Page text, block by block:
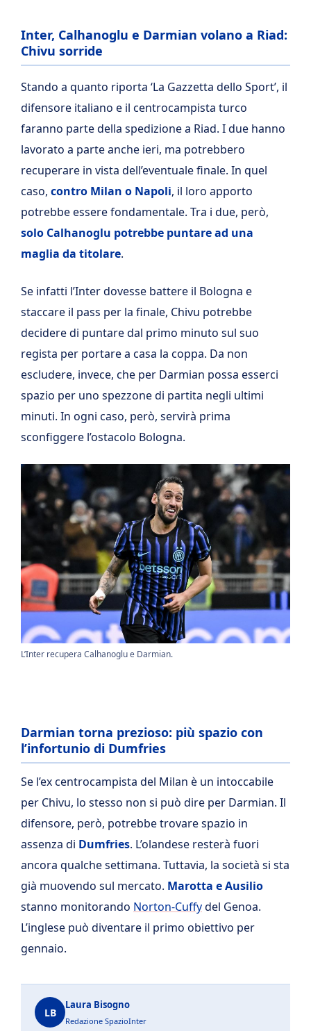
Inter, Calhanoglu e Darmian volano a Riad:
Chivu sorride
Stando a quanto riporta ‘La Gazzetta dello Sport’, il
difensore italiano e il centrocampista turco
faranno parte della spedizione a Riad. I due hanno
lavorato a parte anche ieri, ma potrebbero
recuperare in vista dell’eventuale finale. In quel
caso, contro Milan o Napoli, il loro apporto
potrebbe essere fondamentale. Tra i due, però,
solo Calhanoglu potrebbe puntare ad una
maglia da titolare.
Se infatti l’Inter dovesse battere il Bologna e
staccare il pass per la finale, Chivu potrebbe
decidere di puntare dal primo minuto sul suo
regista per portare a casa la coppa. Da non
escludere, invece, che per Darmian possa esserci
spazio per uno spezzone di partita negli ultimi
minuti. In ogni caso, però, servirà prima
sconfiggere l’ostacolo Bologna.
L’Inter recupera Calhanoglu e Darmian.
Darmian torna prezioso: più spazio con
l’infortunio di Dumfries
Se l’ex centrocampista del Milan è un intoccabile
per Chivu, lo stesso non si può dire per Darmian. Il
difensore, però, potrebbe trovare spazio in
assenza di Dumfries. L’olandese resterà fuori
ancora qualche settimana. Tuttavia, la società si sta
già muovendo sul mercato. Marotta e Ausilio
stanno monitorando Norton-Cuffydel Genoa.
L’inglese può diventare il primo obiettivo per
gennaio.
LB
Laura Bisogno
Redazione SpazioInter